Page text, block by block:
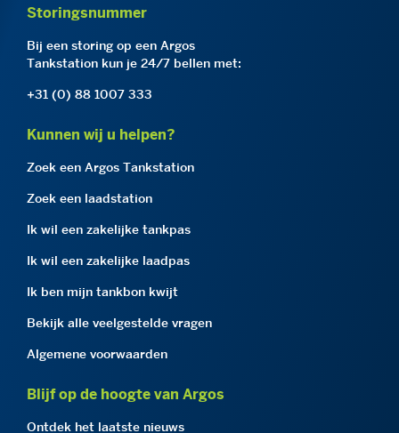
Storingsnummer
Bij een storing op een Argos
Tankstation kun je 24/7 bellen met:
+31 (0) 88 1007 333
Kunnen wij u helpen?
Zoek een Argos Tankstation
Zoek een laadstation
Ik wil een zakelijke tankpas
Ik wil een zakelijke laadpas
Ik ben mijn tankbon kwijt
Bekijk alle veelgestelde vragen
Algemene voorwaarden
Blijf op de hoogte van Argos
Ontdek het laatste nieuws